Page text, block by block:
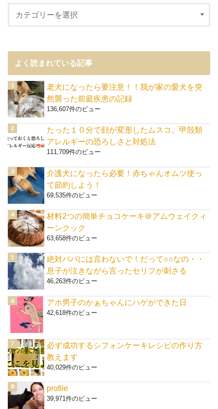
よく読まれている記事
老犬になったら要注意！！我が家の愛犬を突
然襲った前庭疾患の記録
136,607件のビュー
たった１０分で顔が変形したムスコ。甲殻類
アレルギーの恐ろしさと対処法
111,709件のビュー
介護犬になったら必要！赤ちゃんオムツ使っ
て節約しよう！
69,535件のビュー
材料2つの簡単チョコケーキ＠アムウェイクィ
ーンクック
63,658件のビュー
絶対パパには言わないで！だって○○なの・・
息子が泣きながら言ったセリフが刺さる
46,263件のビュー
アホ男子のかぁちゃんにハゲができた日
42,618件のビュー
必ず成功するシフォンケーキレシピの作り方
教えます
40,029件のビュー
profile
39,971件のビュー